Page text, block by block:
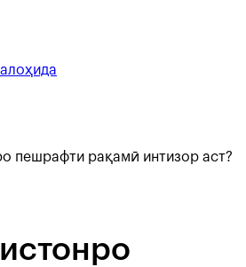
пешрафти рақамӣ интизор аст?